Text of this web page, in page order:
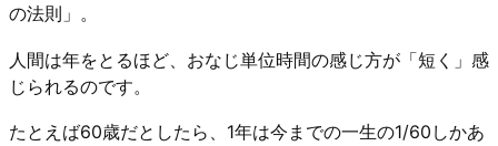
の法則」。
人間は年をとるほど、おなじ単位時間の感じ方が「短く」感
じられるのです。
たとえば60歳だとしたら、1年は今までの一生の1/60しかあ